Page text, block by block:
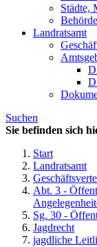
Städte,
Landratsamt
Suchen
Sie befinden sich
Start
Landratsamt
Abt. 3 -
Sg. 30 -
Jagdrecht
jagdliche